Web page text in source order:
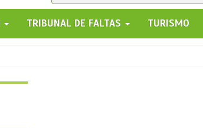
DE
BÚSQUEDA
GO!
TRIBUNAL DE FALTAS TURISMO